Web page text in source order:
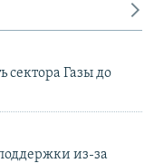
сектора Газы до
из-за